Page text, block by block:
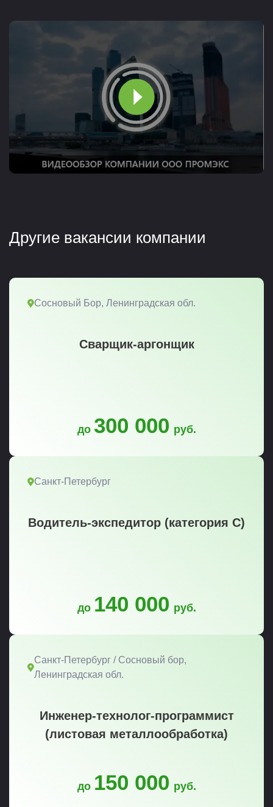
Другие вакансии компании
Сосновый Бор, Ленинградская обл.
Сварщик-аргонщик
до 300 000 руб.
Санкт-Петербург
Водитель-экспедитор (категория С)
до 140 000 руб.
Санкт-Петербург / Сосновый бор,
Ленинградская обл.
Инженер-технолог-программист
(листовая металлообработка)
до 150 000 руб.